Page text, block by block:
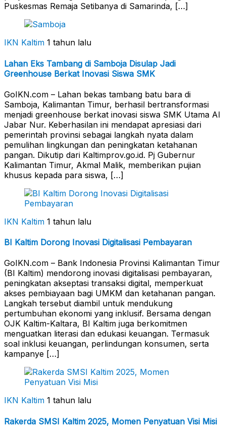
Puskesmas Remaja Setibanya di Samarinda, […]
IKN Kaltim 1 tahun lalu
Lahan Eks Tambang di Samboja Disulap Jadi
Greenhouse Berkat Inovasi Siswa SMK
GoIKN.com – Lahan bekas tambang batu bara di
Samboja, Kalimantan Timur, berhasil bertransformasi
menjadi greenhouse berkat inovasi siswa SMK Utama Al
Jabar Nur. Keberhasilan ini mendapat apresiasi dari
pemerintah provinsi sebagai langkah nyata dalam
pemulihan lingkungan dan peningkatan ketahanan
pangan. Dikutip dari Kaltimprov.go.id. Pj Gubernur
Kalimantan Timur, Akmal Malik, memberikan pujian
khusus kepada para siswa, […]
IKN Kaltim 1 tahun lalu
BI Kaltim Dorong Inovasi Digitalisasi Pembayaran
GoIKN.com – Bank Indonesia Provinsi Kalimantan Timur
(BI Kaltim) mendorong inovasi digitalisasi pembayaran,
peningkatan akseptasi transaksi digital, memperkuat
akses pembiayaan bagi UMKM dan ketahanan pangan.
Langkah tersebut diambil untuk mendukung
pertumbuhan ekonomi yang inklusif. Bersama dengan
OJK Kaltim-Kaltara, BI Kaltim juga berkomitmen
menguatkan literasi dan edukasi keuangan. Termasuk
soal inklusi keuangan, perlindungan konsumen, serta
kampanye […]
IKN Kaltim 1 tahun lalu
Rakerda SMSI Kaltim 2025, Momen Penyatuan Visi Misi